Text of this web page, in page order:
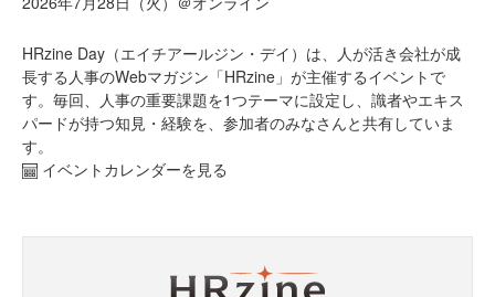
HRzine Day（エイチアールジン・デイ）は、人が活き会社が成
長する人事のWebマガジン「HRzine」が主催するイベントで
す。毎回、人事の重要課題を1つテーマに設定し、識者やエキス
パードが持つ知見・経験を、参加者のみなさんと共有していま
す。
イベントカレンダーを見る